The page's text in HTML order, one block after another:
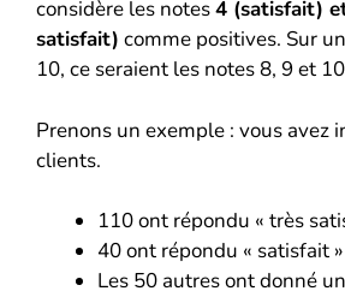
considère les notes4 (satisfait)
satisfait) comme positives. Sur
10, ce seraient les notes 8, 9 et
Prenons un exemple : vous avez
clients.
110 ont répondu « très
40 ont répondu « satisfait
Les 50 autres ont donné